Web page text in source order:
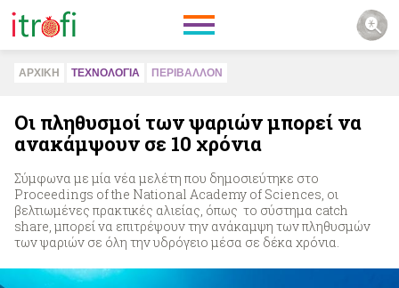
ΑΡΧΙΚΗ ΤΕΧΝΟΛΟΓΙΑ ΠΕΡΙΒAΛΛΟΝ
Οι πληθυσμοί των ψαριών μπορεί να
ανακάμψουν σε 10 χρόνια
Σύμφωνα με μία νέα μελέτη που δημοσιεύτηκε στο
Proceedings of the National Academy of Sciences, οι
βελτιωμένες πρακτικές αλιείας, όπως το σύστημα catch
share, μπορεί να επιτρέψουν την ανάκαμψη των πληθυσμών
των ψαριών σε όλη την υδρόγειο μέσα σε δέκα χρόνια.